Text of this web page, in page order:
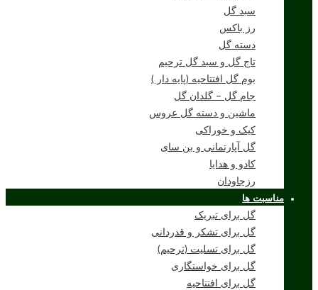
سبد گل
رز باکس
دسته گل
تاج گل و سبد گل ترحیم
بوم گل افتتاحیه (پایه دار )
جام گل – گلدان گل
ماشین و دسته گل عروس
کیک و خوراکی
گل آپارتمانی و بن سای
کادو و هدایا
رزجاودان
مناسبت ها
گل برای تبریک
گل برای تشکر و قدردانی
گل برای تسلیت (ترحیم)
گل برای خواستگاری
گل برای افتتاحیه